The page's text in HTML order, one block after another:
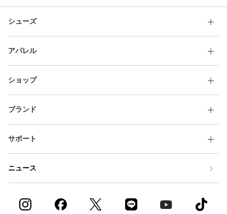
シューズ
アパレル
ショップ
ブランド
サポート
ニュース